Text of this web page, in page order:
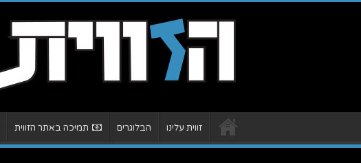
זווית עלינו הבלוגרים תמיכה באתר הזווית